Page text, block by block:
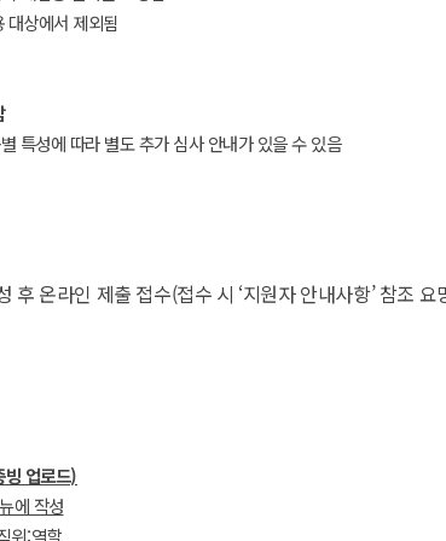
대상에서 제외됨
특성에 따라 별도 추가 심사 안내가 있을 수 있음
후 온라인 제출 접수(접수 시 ‘지원자 안내사항’참조 요
빙 업로드)
에 작성
위:역할